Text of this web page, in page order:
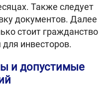
Также следует
документов. Далее
стоит гражданство
для инвесторов.
и допустимые